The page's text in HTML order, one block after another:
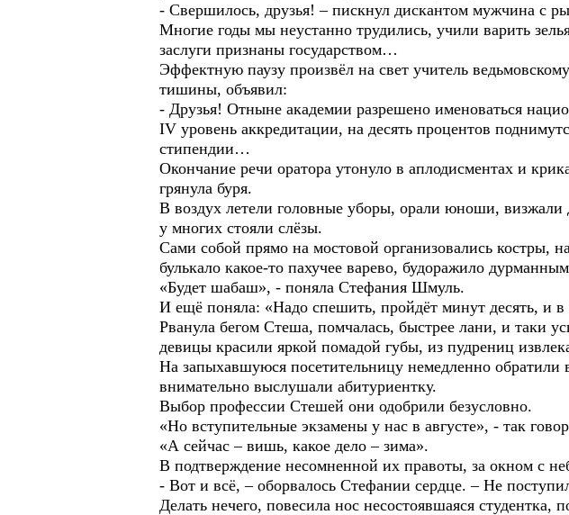
- Свершилось, друзья! – пискнул дискантом мужчина с
Многие годы мы неустанно трудились, учили варить
заслуги признаны государством…
Эффектную паузу произвёл на свет учитель
тишины, объявил:
- Друзья! Отныне академии разрешено именоваться
IV уровень аккредитации, на десять процентов
стипендии…
Окончание речи оратора утонуло в аплодисментах и
грянула буря.
В воздух летели головные уборы, орали юноши, визжали
у многих стояли слёзы.
Сами собой прямо на мостовой организовались костры,
булькало какое-то пахучее варево, будоражило
«Будет шабаш», - поняла Стефания Шмуль.
И ещё поняла: «Надо спешить, пройдёт минут десять, и
Рванула бегом Стеша, помчалась, быстрее лани, и таки
девицы красили яркой помадой губы, из пудрениц
На запыхавшуюся посетительницу немедленно
внимательно выслушали абитуриентку.
Выбор профессии Стешей они одобрили безусловно.
«Но вступительные экзамены у нас в августе», - так
«А сейчас – вишь, какое дело – зима».
В подтверждение несомненной их правоты, за окном с
- Вот и всё, – оборвалось Стефании сердце. – Не
Делать нечего, повесила нос несостоявшаяся студентка,